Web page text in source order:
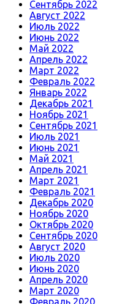
Сентябрь 2022
Август 2022
Июль 2022
Июнь 2022
Май 2022
Апрель 2022
Март 2022
Февраль 2022
Январь 2022
Декабрь 2021
Ноябрь 2021
Сентябрь 2021
Июль 2021
Июнь 2021
Май 2021
Апрель 2021
Март 2021
Февраль 2021
Декабрь 2020
Ноябрь 2020
Октябрь 2020
Сентябрь 2020
Август 2020
Июль 2020
Июнь 2020
Апрель 2020
Март 2020
Февраль 2020